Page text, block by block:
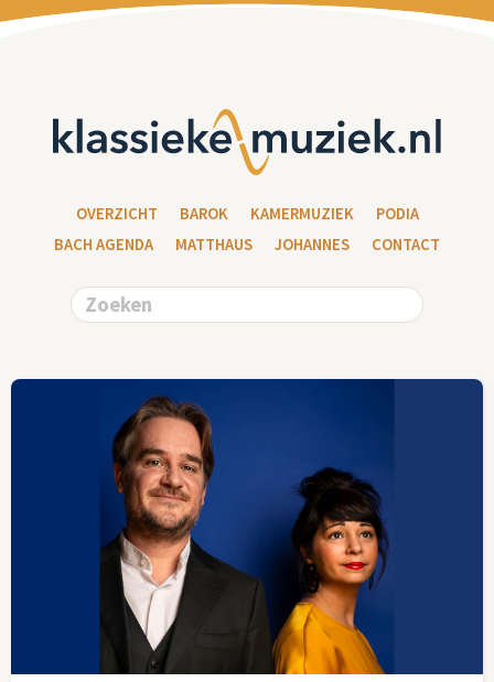
OVERZICHT BAROK KAMERMUZIEK
PODIA
BACH AGENDA
MATTHAUS JOHANNES CONTACT